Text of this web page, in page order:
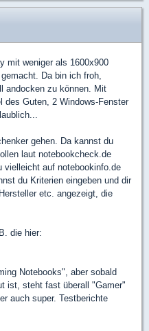
mit weniger als 1600x900
Da bin ich froh,
andocken zu können. Mit
Guten, 2 Windows-Fenster
gehen. Da kannst du
laut notebookcheck.de
vielleicht auf notebookinfo.de
du Kriterien eingeben und dir
etc. angezeigt, die
die hier:
Notebooks", aber sobald
ist, steht fast überall "Gamer"
auch super. Testberichte